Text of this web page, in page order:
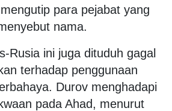
para pejabat yang
nama.
Rusia ini juga dituduh gagal
terhadap penggunaan
Durov menghadapi
pada Ahad, menurut